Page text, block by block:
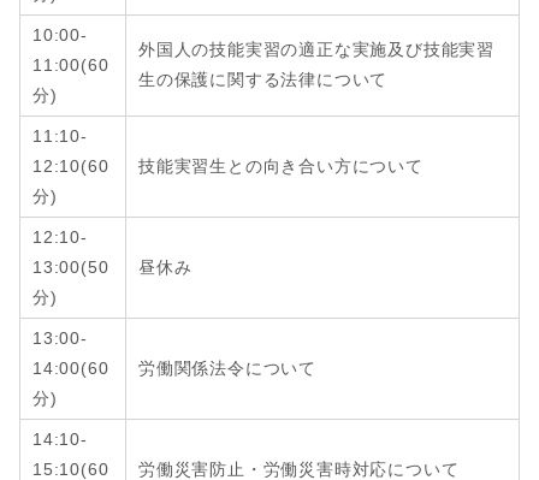
10:00-
11:00(60
分)
外国人の技能実習の適正な実施及び技能実習
生の保護に関する法律について
11:10-
12:10(60
分)
技能実習生との向き合い方について
12:10-
13:00(50
分)
昼休み
13:00-
14:00(60
分)
労働関係法令について
14:10-
15:10(60
労働災害防止・労働災害時対応について